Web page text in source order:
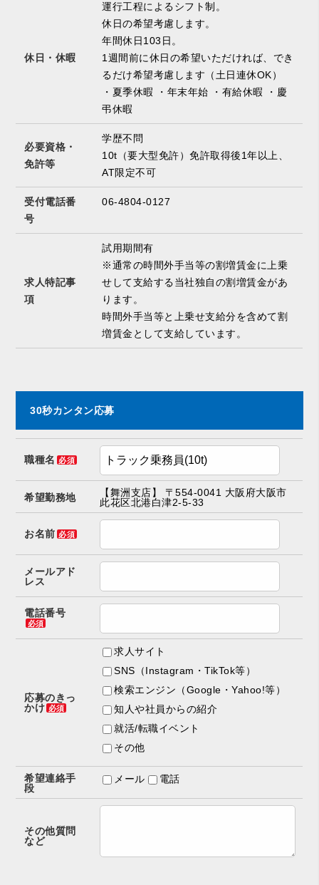
休日・休暇
運行工程によるシフト制。
休日の希望考慮します。
年間休日103日。
1週間前に休日の希望いただければ、でき
るだけ希望考慮します（土日連休OK）
・夏季休暇 ・年末年始 ・有給休暇 ・慶
弔休暇
必要資格・
免許等
学歴不問
10t（要大型免許）免許取得後1年以上、
AT限定不可
受付電話番
号
06-4804-0127
求人特記事
項
試用期間有
※通常の時間外手当等の割増賃金に上乗
せして支給する当社独自の割増賃金があ
ります。
時間外手当等と上乗せ支給分を含めて割
増賃金として支給しています。
30秒カンタン応募
職種名 必須
希望勤務地
【舞洲支店】 〒554-0041 大阪府大阪市
此花区北港白津2-5-33
お名前 必須
メールアド
レス
電話番号
必須
応募のきっ
かけ 必須
求人サイト
SNS（Instagram・TikTok等）
検索エンジン（Google・Yahoo!等）
知人や社員からの紹介
就活/転職イベント
その他
希望連絡手
段
メール 電話
その他質問
など